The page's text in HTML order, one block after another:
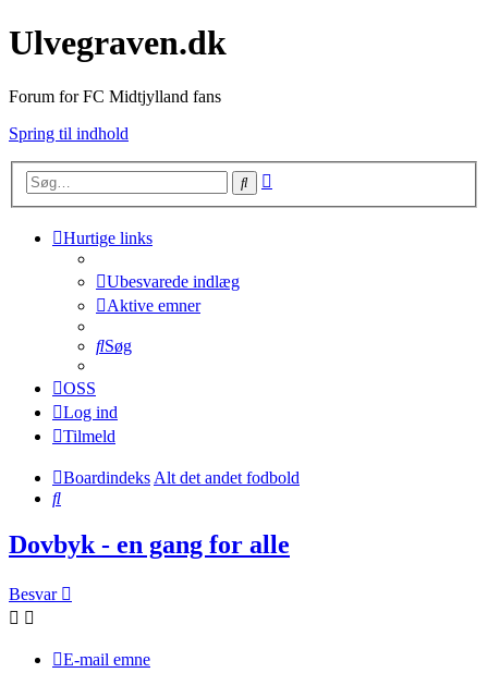
Ulvegraven.dk
Forum for FC Midtjylland fans
Spring til indhold
Søg
Hurtige links
Ubesvarede indlæg
Aktive emner
Søg
OSS
Log ind
Tilmeld
BoardindeksAlt det andet fodbold
Søg
Dovbyk - en gang for alle
Besvar
E-mail emne